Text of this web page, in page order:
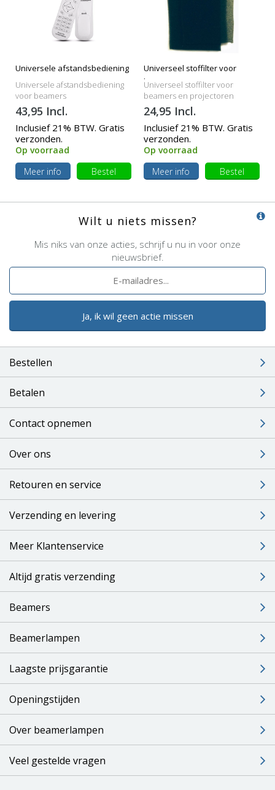
Universele afstandsbediening
Universele afstandsbediening
voor beamers
43,95 Incl.
Inclusief 21% BTW. Gratis
verzonden.
Op voorraad
Meer info
Bestel
Universeel stoffilter voor
beamers
Universeel stoffilter voor
beamers en projectoren
24,95 Incl.
Inclusief 21% BTW. Gratis
verzonden.
Op voorraad
Meer info
Bestel
Wilt u niets missen?
Mis niks van onze acties, schrijf u nu in voor onze
nieuwsbrief.
Ja, ik wil geen actie missen
Bestellen
Betalen
Contact opnemen
Over ons
Retouren en service
Verzending en levering
Meer Klantenservice
Altijd gratis verzending
Beamers
Beamerlampen
Laagste prijsgarantie
Openingstijden
Over beamerlampen
Veel gestelde vragen